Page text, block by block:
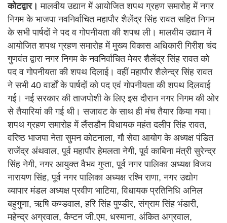
कोटद्वार। मालवीय उद्यान में आयोजित शपथ ग्रहण समारोह में नगर
निगम के भाजपा नवनिर्वाचित महापौर शैलेंद्र सिंह रावत सहित निगम
के सभी पार्षदों ने पद व गोपनीयता की शपथ ली। मालवीय उद्यान में
आयोजित शपथ ग्रहण समारोह में मुख्य विकास अधिकारी गिरीश चंद
गुणवंत द्वारा नगर निगम के नवनिर्वाचित मेयर शैलेंद्र सिंह रावत को
पद व गोपनीयता की शपथ दिलाई। वहीं महापौर शैलेन्द्र सिंह रावत
ने सभी 40 वार्डों के पार्षदों को पद एवं गोपनीयता की शपथ दिलवाई
गई। नई सरकार की ताजपोशी के लिए इस दौरान नगर निगम की ओर
से तैयारियां की गई थी। सजावट के साथ ही मंच तैयार किया गया।
शपथ ग्रहण समारोह में लैंसडौन विधायक महंत दलीप सिंह रावत,
वरिष्ठ भाजपा नेता सुमन कोटनाला, गौ सेवा आयोग के अध्यक्ष पंडित
राजेंद्र अंथवाल, पूर्व महापौर हेमलता नेगी, पूर्व काबिना मंत्री सुरेन्द्र
सिंह नेगी, नगर आयुक्त वैभव गुप्ता, पूर्व नगर पालिका अध्यक्ष विजय
नारायण सिंह, पूर्व नगर पालिका अध्यक्ष रश्मि राणा, नगर उद्योग
व्यापार मंडल अध्यक्ष प्रवीण भाटिया, विधायक प्रतिनिधि अनिल
बहुगुणा, ऋषि कण्डवाल, हरि सिंह पुण्डीर, संग्राम सिंह भंडारी,
महेन्द्र अग्रवाल, कैप्टन जी.एम, धस्माना, अंकित अग्रवाल,